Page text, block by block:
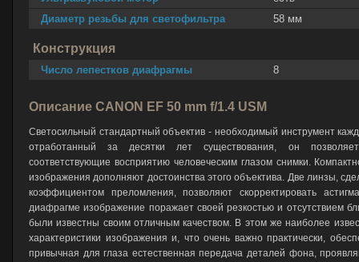
Диаметр резьбы для светофильтра
58 мм
Конструкция
Число лепестков диафрагмы 8
Описание CANON EF 50 mm f/1.4 USM
Светосильный стандартный объектив - необходимый инструмент
отработанный за десятки лет существования, он
соответствующие восприятию человеческим глазом снимки.
изображения дополняют достоинства этого объектива. Две линзы,
коэффициентом преломления, позволяют скорректировать
диафрагме изображение поражает своей резкостью и отсутствием
были известны своим отличным качеством. В этом же наиболее
характеристики изображения и, что очень важно практически,
привычная для глаза естественная передача деталей фона,